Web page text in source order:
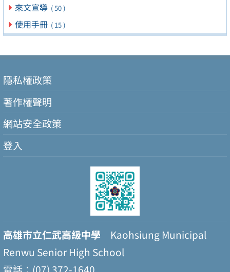
來文宣導 ( 50 )
使用手冊 ( 15 )
隱私權政策
著作權聲明
網站安全政策
登入
高雄市立仁武高級中學 Kaohsiung Municipal
Renwu Senior High School